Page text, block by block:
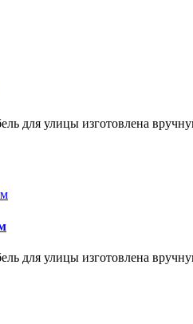
для улицы изготовлена
для улицы изготовлена